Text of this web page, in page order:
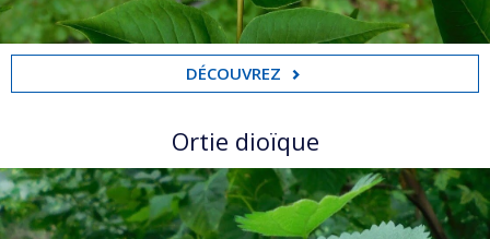
DÉCOUVREZ
Ortie dioïque